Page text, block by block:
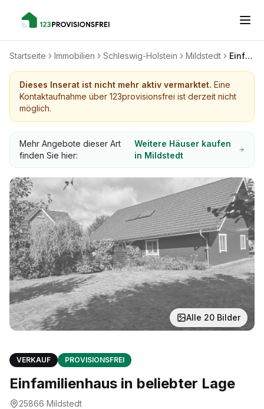
Startseite Immobilien Schleswig-Holstein Mildstedt Einfamilienhaus in beliebter Lage
Dieses Inserat ist nicht mehr aktiv vermarktet. Eine
Kontaktaufnahme über 123provisionsfrei ist derzeit nicht
möglich.
Mehr Angebote dieser Art
finden Sie hier:
Weitere Häuser kaufen
in Mildstedt
Alle 20 Bilder
VERKAUF PROVISIONSFREI
Einfamilienhaus in beliebter Lage
25866 Mildstedt